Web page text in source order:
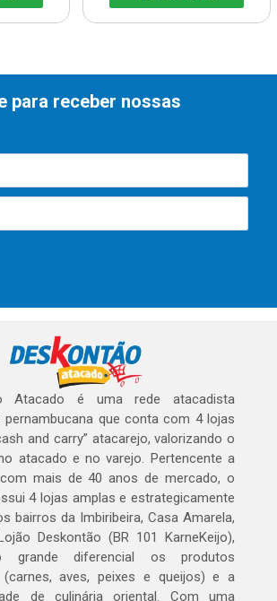
para receber nossas
Atacado é uma rede atacadista
pernambucana que conta com 4 lojas
and carry” atacarejo, valorizando o
atacado e no varejo. Pertencente a
mais de 40 anos de mercado, o
4 lojas amplas e estrategicamente
bairros da Imbiribeira, Casa Amarela,
Deskontão (BR 101 KarneKeijo),
grande diferencial os produtos
(carnes, aves, peixes e queijos) e a
de culinária oriental. Com uma